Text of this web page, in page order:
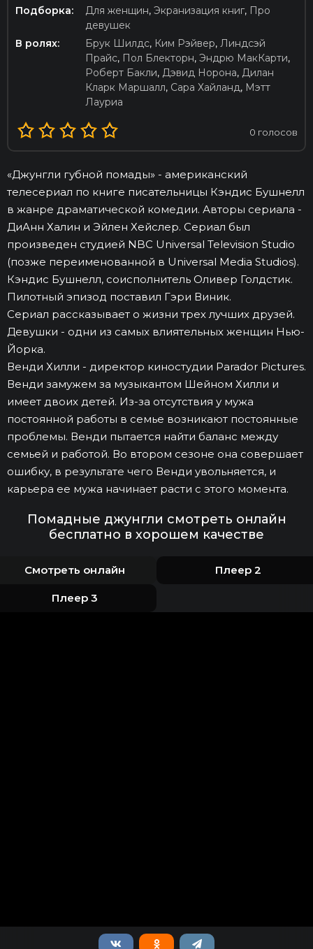
Подборка:
Для женщин, Экранизация книг, Про
девушек
В ролях:
Брук Шилдс, Ким Рэйвер, Линдсэй
Прайс, Пол Блекторн, Эндрю МакКарти,
Роберт Бакли, Дэвид Норона, Дилан
Кларк Маршалл, Сара Хайланд, Мэтт
Лауриа
0 голосов
«Джунгли губной помады» - американский
телесериал по книге писательницы Кэндис Бушнелл
в жанре драматической комедии. Авторы сериала -
ДиАнн Халин и Эйлен Хейслер. Сериал был
произведен студией NBC Universal Television Studio
(позже переименованной в Universal Media Studios).
Кэндис Бушнелл, соисполнитель Оливер Голдстик.
Пилотный эпизод поставил Гэри Виник.
Сериал рассказывает о жизни трех лучших друзей.
Девушки - одни из самых влиятельных женщин Нью-
Йорка.
Венди Хилли - директор киностудии Parador Pictures.
Венди замужем за музыкантом Шейном Хилли и
имеет двоих детей. Из-за отсутствия у мужа
постоянной работы в семье возникают постоянные
проблемы. Венди пытается найти баланс между
семьей и работой. Во втором сезоне она совершает
ошибку, в результате чего Венди увольняется, и
карьера ее мужа начинает расти с этого момента.
Помадные джунгли смотреть онлайн
бесплатно в хорошем качестве
Смотреть онлайн Плеер 2
Плеер 3